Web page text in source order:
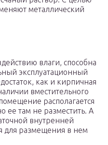
металлический
влаги, способна
эксплуатационный
как и кирпичная
вместительного
располагается
ее там не разместить. А
внутренней
для размещения в нем